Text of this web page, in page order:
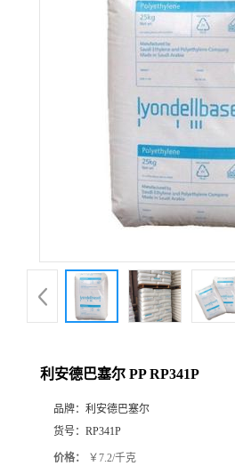
品
厅
利安德巴塞尔 PP RP341P
品牌： 利安德巴塞尔
货号： RP341P
价格： ￥7.2/千克